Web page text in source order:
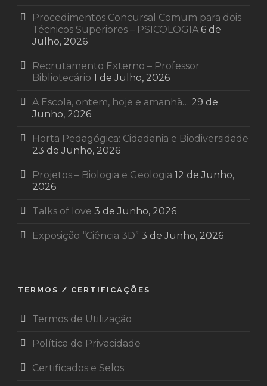
Procedimentos Concursal Comum para dois
Técnicos Superiores – PSICOLOGIA 6 de
Julho, 2026
Recrutamento Externo – Professor
Bibliotecário 1 de Julho, 2026
A Escola, ontem, hoje e amanhã… 29 de
Junho, 2026
Horta Pedagógica: Cidadania e Biodiversidade
23 de Junho, 2026
Projetos – Biologia e Geologia 12 de Junho,
2026
Talks of love 3 de Junho, 2026
Exposição “Ciência 3D” 3 de Junho, 2026
TERMOS / CERTIFICAÇÕES
Termos de Utilização
Política de Privacidade
Certificados e Selos